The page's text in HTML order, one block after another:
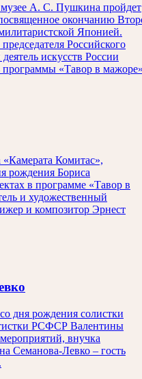
музее А. С. Пушкина пройдет
окончанию
Японией.
Российского
искусств России
«Тавор в
Комитас»,
рождения Бориса
в программе «Тавор в
и художественный
и композитор Эрнест
дня рождения солистки
РСФСР Валентины
внучка
Семанова-Левко – гость